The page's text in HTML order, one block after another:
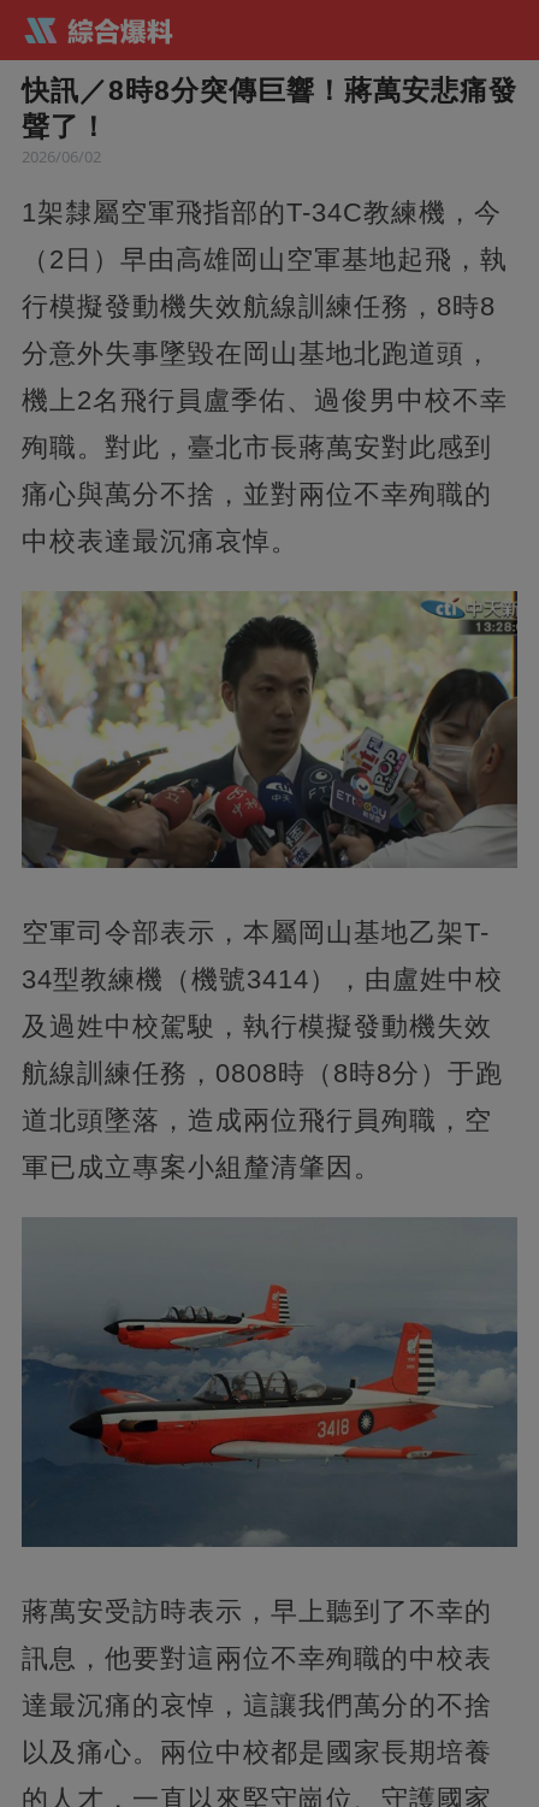
快訊／8時8分突傳巨響！蔣萬安悲痛發
聲了！
2026/06/02
1架隸屬空軍飛指部的T-34C教練機，今
（2日）早由高雄岡山空軍基地起飛，執
行模擬發動機失效航線訓練任務，8時8
分意外失事墜毀在岡山基地北跑道頭，
機上2名飛行員盧季佑、過俊男中校不幸
殉職。對此，臺北市長蔣萬安對此感到
痛心與萬分不捨，並對兩位不幸殉職的
中校表達最沉痛哀悼。
空軍司令部表示，本屬岡山基地乙架T-
34型教練機（機號3414），由盧姓中校
及過姓中校駕駛，執行模擬發動機失效
航線訓練任務，0808時（8時8分）于跑
道北頭墜落，造成兩位飛行員殉職，空
軍已成立專案小組釐清肇因。
蔣萬安受訪時表示，早上聽到了不幸的
訊息，他要對這兩位不幸殉職的中校表
達最沉痛的哀悼，這讓我們萬分的不捨
以及痛心。兩位中校都是國家長期培養
的人才，一直以來堅守崗位、守護國家